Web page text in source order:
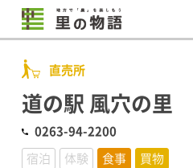
直売所
道の駅 風穴の里
0263-94-2200
宿泊
体験 食事
買物